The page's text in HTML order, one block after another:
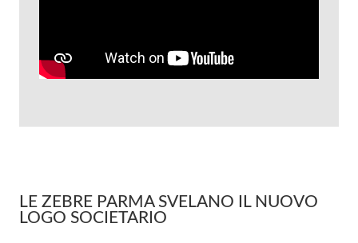
LE ZEBRE PARMA SVELANO IL NUOVO
LOGO SOCIETARIO